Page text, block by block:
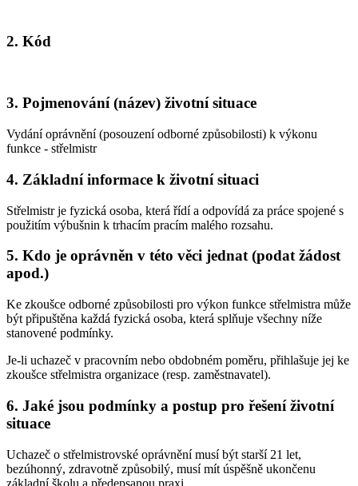
2. Kód
3. Pojmenování (název) životní situace
Vydání oprávnění (posouzení odborné způsobilosti) k výkonu
funkce - střelmistr
4. Základní informace k životní situaci
Střelmistr je fyzická osoba, která řídí a odpovídá za práce spojené s
použitím výbušnin k trhacím pracím malého rozsahu.
5. Kdo je oprávněn v této věci jednat (podat žádost
apod.)
Ke zkoušce odborné způsobilosti pro výkon funkce střelmistra může
být připuštěna každá fyzická osoba, která splňuje všechny níže
stanovené podmínky.
Je-li uchazeč v pracovním nebo obdobném poměru, přihlašuje jej ke
zkoušce střelmistra organizace (resp. zaměstnavatel).
6. Jaké jsou podmínky a postup pro řešení životní
situace
Uchazeč o střelmistrovské oprávnění musí být starší 21 let,
bezúhonný, zdravotně způsobilý, musí mít úspěšně ukončenu
základní školu a předepsanou praxi.